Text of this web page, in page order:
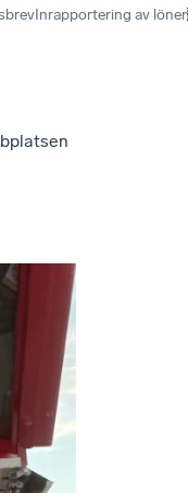
Inrapportering av löner